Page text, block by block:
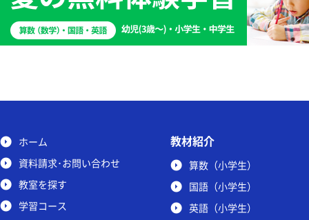
ホーム
資料請求･お問い合わせ
教室を探す
学習コース
教材紹介
算数（小学生）
国語（小学生）
英語（小学生）